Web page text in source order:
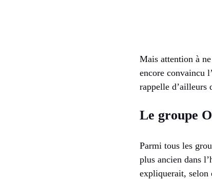
Mais attention à
encore convaincu
rappelle d’ailleurs
Le groupe
Parmi tous les
plus ancien dans
expliquerait, selon